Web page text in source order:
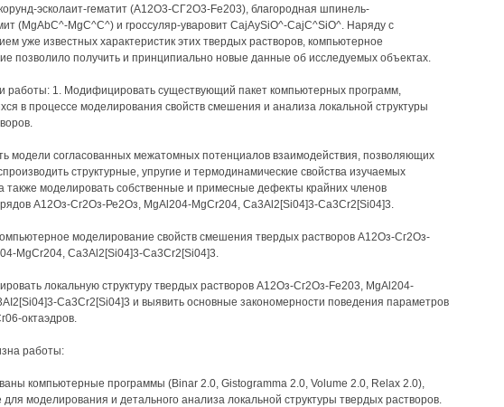
эсколаит-гематит (А12О3-СГ2О3-Fe203), благородная шпинель-
(MgAbC^-MgC^C^) и гроссуляр-уваровит CajAySiO^-CajC^SiO^. Наряду с
уже известных характеристик этих твердых растворов, компьютерное
позволило получить и принципиально новые данные об исследуемых объектах.
работы: 1. Модифицировать существующий пакет компьютерных программ,
в процессе моделирования свойств смешения и анализа локальной структуры
модели согласованных межатомных потенциалов взаимодействия, позволяющих
структурные, упругие и термодинамические свойства изучаемых
также моделировать собственные и примесные дефекты крайних членов
А12Оз-Сг2Оз-Ре2Оз, MgAl204-MgCr204, Ca3Al2[Si04]3-Ca3Cr2[Si04]3.
моделирование свойств смешения твердых растворов А12Оз-Сг2Оз-
MgCr204, Ca3Al2[Si04]3-Ca3Cr2[Si04]3.
локальную структуру твердых растворов А12Оз-Сг2Оз-Fe203, MgAl204-
Ca3Cr2[Si04]3 и выявить основные закономерности поведения параметров
октаэдров.
работы:
компьютерные программы (Binar 2.0, Gistogramma 2.0, Volume 2.0, Relax 2.0),
моделирования и детального анализа локальной структуры твердых растворов.